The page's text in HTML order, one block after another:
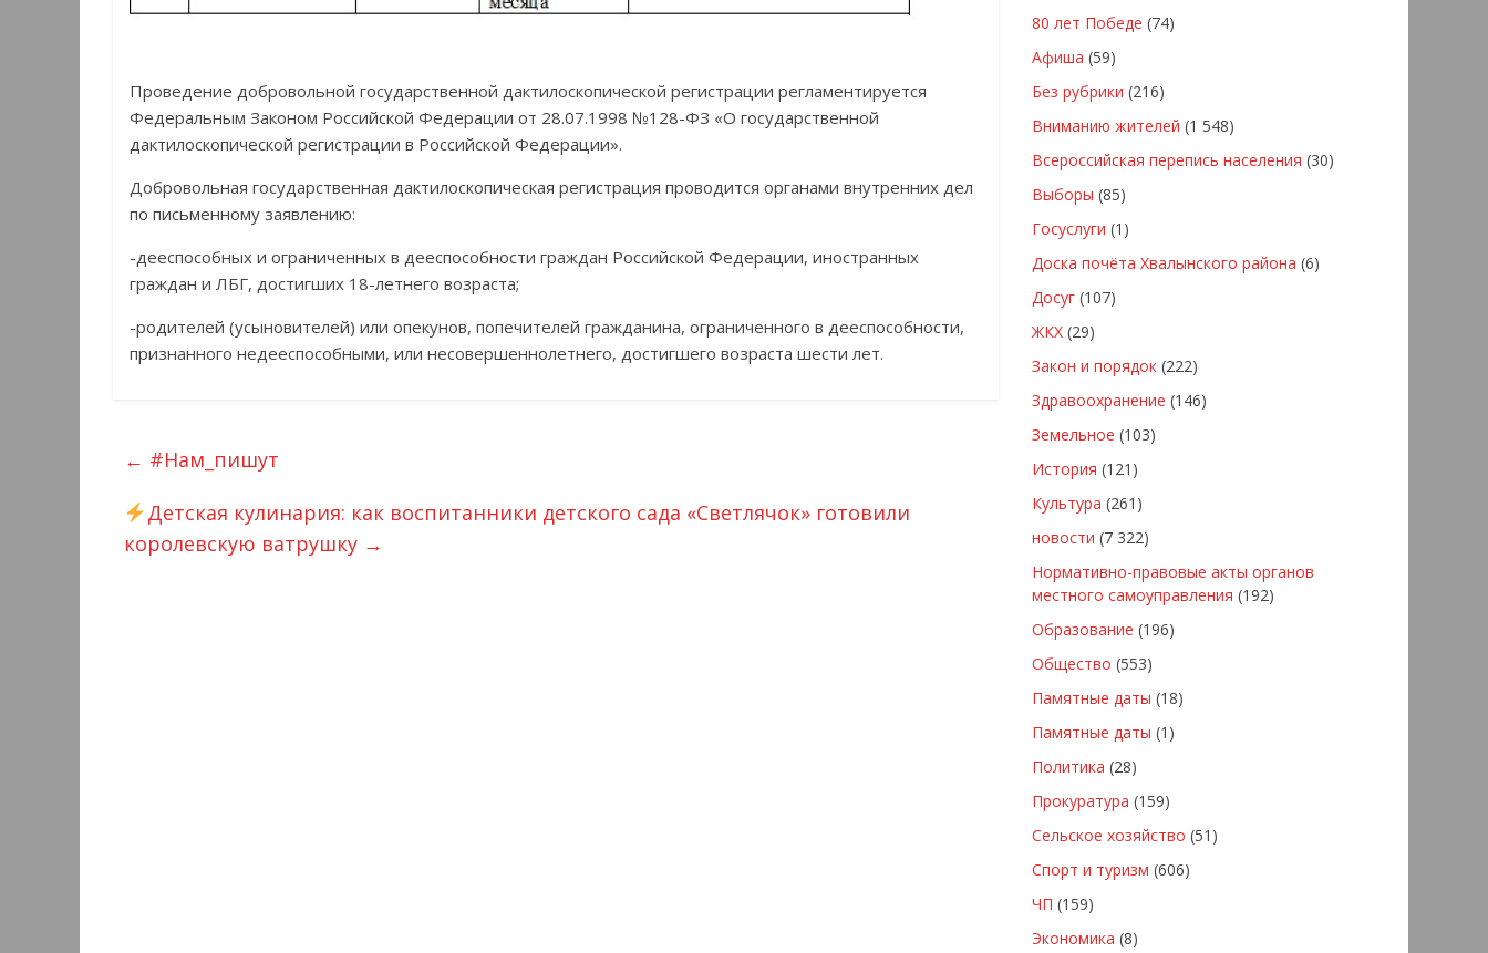
Проведение добровольной государственной дактилоскопической регистрации регламентируется
Федеральным Законом Российской Федерации от 28.07.1998 №128-ФЗ «О государственной
дактилоскопической регистрации в Российской Федерации».
Добровольная государственная дактилоскопическая регистрация проводится органами внутренних дел
по письменному заявлению:
-дееспособных и ограниченных в дееспособности граждан Российской Федерации, иностранных
граждан и ЛБГ, достигших 18-летнего возраста;
-родителей (усыновителей) или опекунов, попечителей гражданина, ограниченного в дееспособности,
признанного недееспособными, или несовершеннолетнего, достигшего возраста шести лет.
← #Нам_пишут
Детская кулинария: как воспитанники детского сада «Светлячок» готовили
королевскую ватрушку →
80 лет Победе (74)
Афиша (59)
Без рубрики (216)
Вниманию жителей (1 548)
Всероссийская перепись населения (30)
Выборы (85)
Госуслуги (1)
Доска почёта Хвалынского района (6)
Досуг (107)
ЖКХ (29)
Закон и порядок (222)
Здравоохранение (146)
Земельное (103)
История (121)
Культура (261)
новости (7 322)
Нормативно-правовые акты органов
местного самоуправления (192)
Образование (196)
Общество (553)
Памятные даты (18)
Памятные даты (1)
Политика (28)
Прокуратура (159)
Сельское хозяйство (51)
Спорт и туризм (606)
ЧП (159)
Экономика (8)